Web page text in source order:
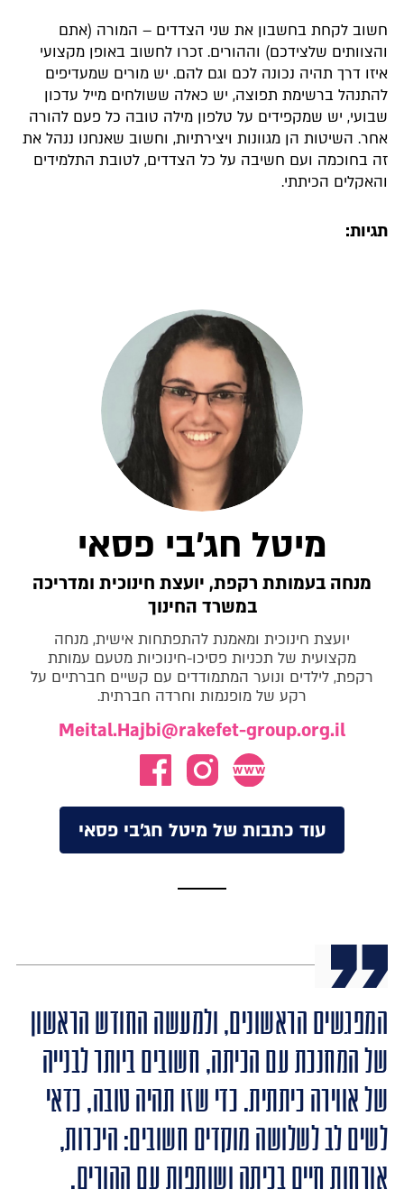
חשוב לקחת בחשבון את שני הצדדים – המורה (אתם
והצוותים שלצידכם) וההורים. זכרו לחשוב באופן מקצועי
איזו דרך תהיה נכונה לכם וגם להם. יש מורים שמעדיפים
להתנהל ברשימת תפוצה, יש כאלה ששולחים מייל עדכון
שבועי, יש שמקפידים על טלפון מילה טובה כל פעם להורה
אחר. השיטות הן מגוונות ויצירתיות, וחשוב שאנחנו ננהל את
זה בחוכמה ועם חשיבה על כל הצדדים, לטובת התלמידים
והאקלים הכיתתי.
תגיות:
מיטל חג'בי פסאי
מנחה בעמותת רקפת, יועצת חינוכית ומדריכה
במשרד החינוך
יועצת חינוכית ומאמנת להתפתחות אישית, מנחה
מקצועית של תכניות פסיכו-חינוכיות מטעם עמותת
רקפת, לילדים ונוער המתמודדים עם קשיים חברתיים על
רקע של מופנמות וחרדה חברתית.
Meital.Hajbi@rakefet-group.org.il
עוד כתבות של מיטל חג'בי פסאי
המפגשים הראשונים, ולמעשה החודש הראשון
של המחנכת עם הכיתה, חשובים ביותר לבנייה
של אווירה כיתתית. כדי שזו תהיה טובה, כדאי
לשים לב לשלושה מוקדים חשובים: היכרות,
אורחות חיים בכיתה ושותפות עם ההורים.